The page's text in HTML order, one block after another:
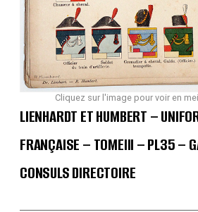
Cliquez sur l'image pour voir en
LIENHARDT ET HUMBERT –
FRANÇAISE – TOMEIII – PL35 –
CONSULS DIRECTOIRE